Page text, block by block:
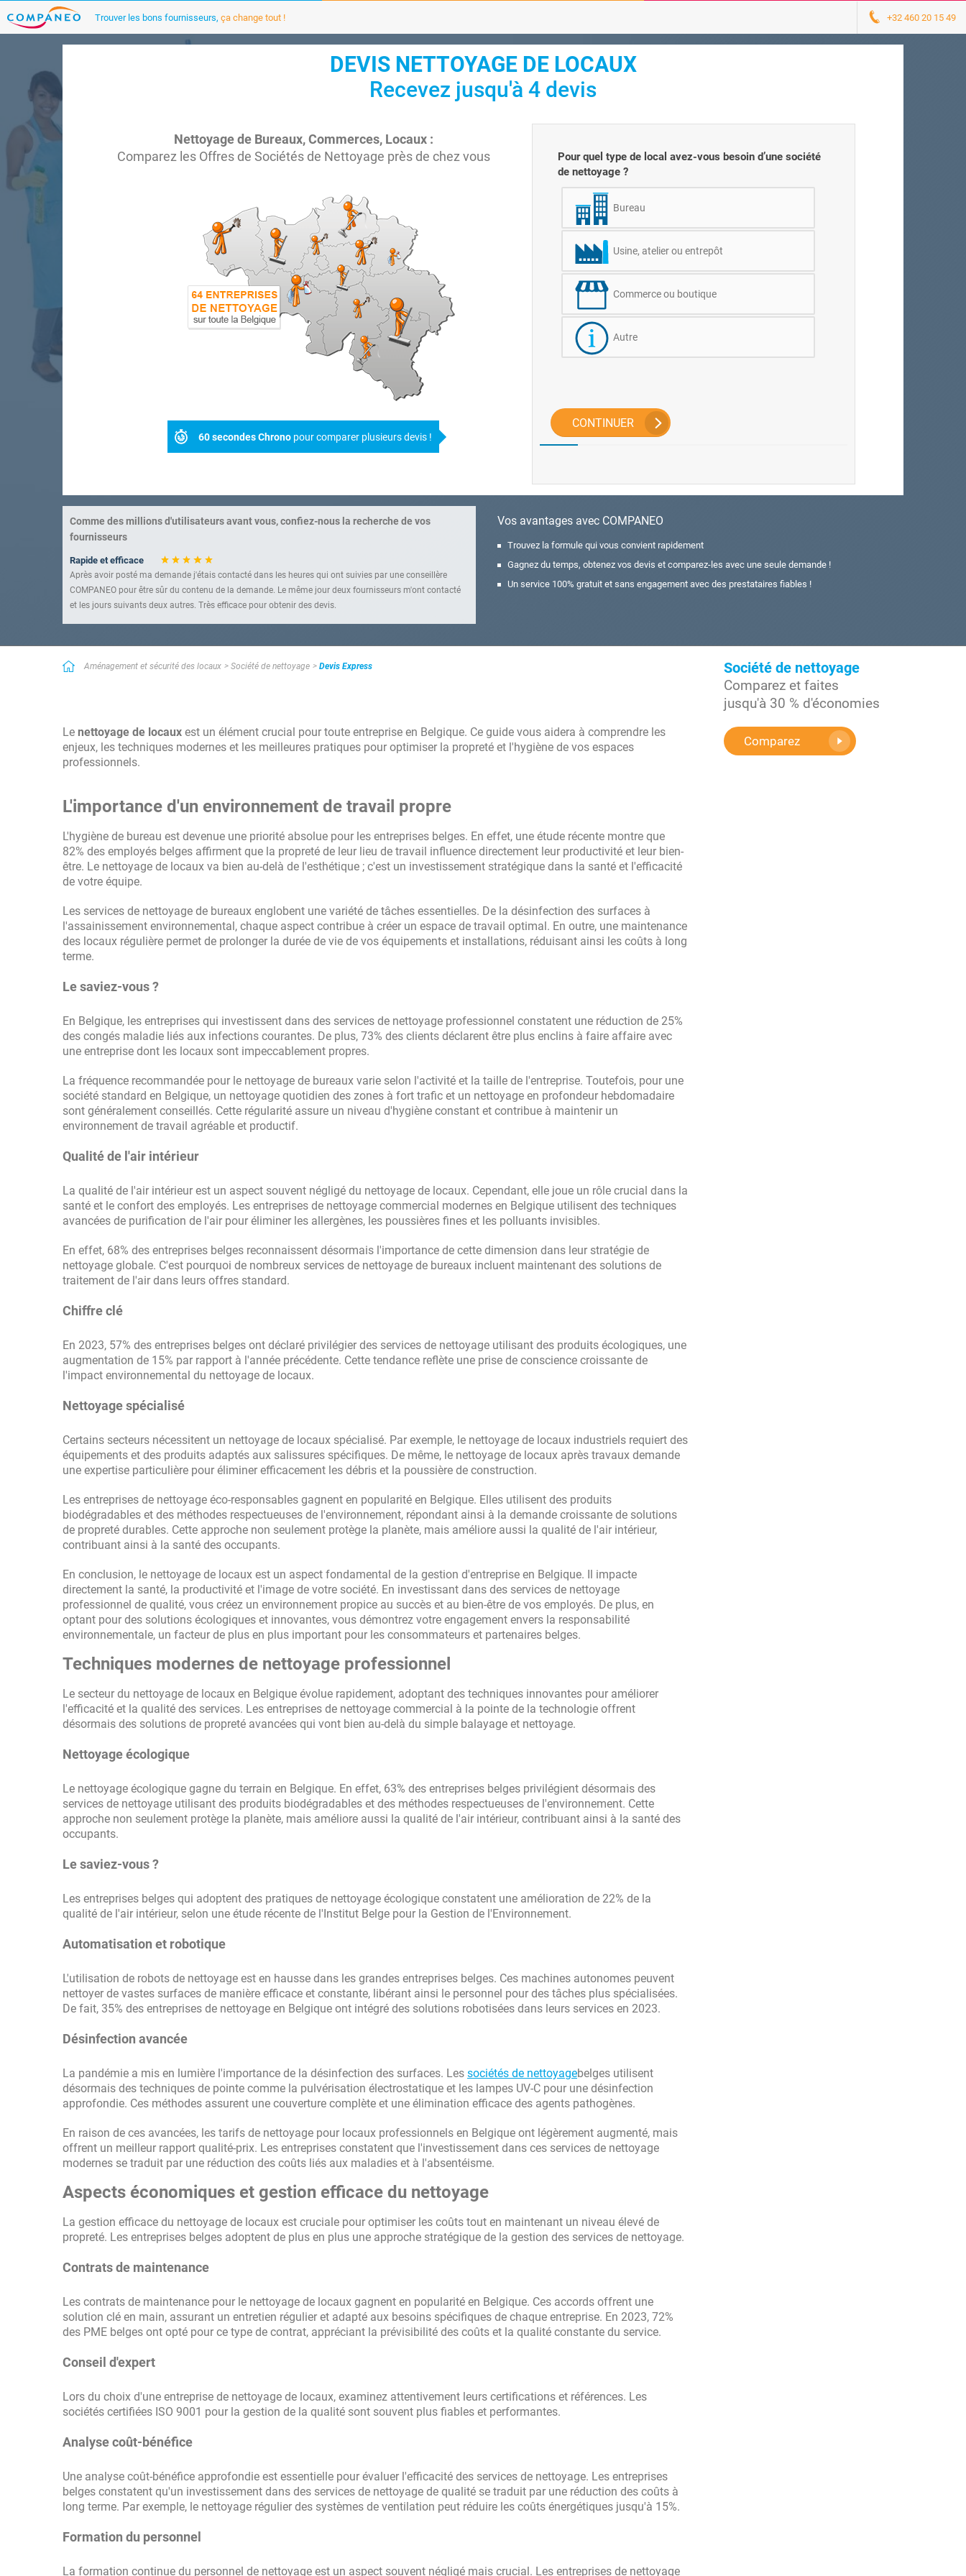
Trouver les bons fournisseurs, ça change tout ! +32 460 20 15 49
DEVIS NETTOYAGE DE LOCAUX
Recevez jusqu'à 4 devis
Nettoyage de Bureaux, Commerces, Locaux :
Comparez les Offres de Sociétés de Nettoyage près de chez vous
60 secondes Chrono pour comparer plusieurs devis !
Pour quel type de local avez-vous besoin d’une société
de nettoyage ?
Bureau
Usine, atelier ou entrepôt
Commerce ou boutique
Autre
CONTINUER
Comme des millions d'utilisateurs avant vous, confiez-nous la recherche de vos
fournisseurs
Rapide et efficace
Après avoir posté ma demande j'étais contacté dans les heures qui ont suivies par une conseillère
COMPANEO pour être sûr du contenu de la demande. Le même jour deux fournisseurs m'ont contacté
et les jours suivants deux autres. Très efficace pour obtenir des devis.
Très bonne sélection d'entreprises. Rapidité et efficacité sont au rendez-vous.
Simple et efficace
Vos avantages avec COMPANEO
Trouvez la formule qui vous convient rapidement
Gagnez du temps, obtenez vos devis et comparez-les avec une seule demande !
Un service 100% gratuit et sans engagement avec des prestataires fiables !
Aménagement et sécurité des locaux Société de nettoyage Devis Express
Le nettoyage de locaux est un élément crucial pour toute entreprise en Belgique. Ce guide vous aidera à comprendre les
enjeux, les techniques modernes et les meilleures pratiques pour optimiser la propreté et l'hygiène de vos espaces
professionnels.
L'importance d'un environnement de travail propre
L'hygiène de bureau est devenue une priorité absolue pour les entreprises belges. En effet, une étude récente montre que
82% des employés belges affirment que la propreté de leur lieu de travail influence directement leur productivité et leur bien-
être. Le nettoyage de locaux va bien au-delà de l'esthétique ; c'est un investissement stratégique dans la santé et l'efficacité
de votre équipe.
Les services de nettoyage de bureaux englobent une variété de tâches essentielles. De la désinfection des surfaces à
l'assainissement environnemental, chaque aspect contribue à créer un espace de travail optimal. En outre, une maintenance
des locaux régulière permet de prolonger la durée de vie de vos équipements et installations, réduisant ainsi les coûts à long
terme.
Le saviez-vous ?
En Belgique, les entreprises qui investissent dans des services de nettoyage professionnel constatent une réduction de 25%
des congés maladie liés aux infections courantes. De plus, 73% des clients déclarent être plus enclins à faire affaire avec
une entreprise dont les locaux sont impeccablement propres.
La fréquence recommandée pour le nettoyage de bureaux varie selon l'activité et la taille de l'entreprise. Toutefois, pour une
société standard en Belgique, un nettoyage quotidien des zones à fort trafic et un nettoyage en profondeur hebdomadaire
sont généralement conseillés. Cette régularité assure un niveau d'hygiène constant et contribue à maintenir un
environnement de travail agréable et productif.
Qualité de l'air intérieur
La qualité de l'air intérieur est un aspect souvent négligé du nettoyage de locaux. Cependant, elle joue un rôle crucial dans la
santé et le confort des employés. Les entreprises de nettoyage commercial modernes en Belgique utilisent des techniques
avancées de purification de l'air pour éliminer les allergènes, les poussières fines et les polluants invisibles.
En effet, 68% des entreprises belges reconnaissent désormais l'importance de cette dimension dans leur stratégie de
nettoyage globale. C'est pourquoi de nombreux services de nettoyage de bureaux incluent maintenant des solutions de
traitement de l'air dans leurs offres standard.
Chiffre clé
En 2023, 57% des entreprises belges ont déclaré privilégier des services de nettoyage utilisant des produits écologiques, une
augmentation de 15% par rapport à l'année précédente. Cette tendance reflète une prise de conscience croissante de
l'impact environnemental du nettoyage de locaux.
Nettoyage spécialisé
Certains secteurs nécessitent un nettoyage de locaux spécialisé. Par exemple, le nettoyage de locaux industriels requiert des
équipements et des produits adaptés aux salissures spécifiques. De même, le nettoyage de locaux après travaux demande
une expertise particulière pour éliminer efficacement les débris et la poussière de construction.
Les entreprises de nettoyage éco-responsables gagnent en popularité en Belgique. Elles utilisent des produits
biodégradables et des méthodes respectueuses de l'environnement, répondant ainsi à la demande croissante de solutions
de propreté durables. Cette approche non seulement protège la planète, mais améliore aussi la qualité de l'air intérieur,
contribuant ainsi à la santé des occupants.
En conclusion, le nettoyage de locaux est un aspect fondamental de la gestion d'entreprise en Belgique. Il impacte
directement la santé, la productivité et l'image de votre société. En investissant dans des services de nettoyage
professionnel de qualité, vous créez un environnement propice au succès et au bien-être de vos employés. De plus, en
optant pour des solutions écologiques et innovantes, vous démontrez votre engagement envers la responsabilité
environnementale, un facteur de plus en plus important pour les consommateurs et partenaires belges.
Techniques modernes de nettoyage professionnel
Le secteur du nettoyage de locaux en Belgique évolue rapidement, adoptant des techniques innovantes pour améliorer
l'efficacité et la qualité des services. Les entreprises de nettoyage commercial à la pointe de la technologie offrent
désormais des solutions de propreté avancées qui vont bien au-delà du simple balayage et nettoyage.
Nettoyage écologique
Le nettoyage écologique gagne du terrain en Belgique. En effet, 63% des entreprises belges privilégient désormais des
services de nettoyage utilisant des produits biodégradables et des méthodes respectueuses de l'environnement. Cette
approche non seulement protège la planète, mais améliore aussi la qualité de l'air intérieur, contribuant ainsi à la santé des
occupants.
Le saviez-vous ?
Les entreprises belges qui adoptent des pratiques de nettoyage écologique constatent une amélioration de 22% de la
qualité de l'air intérieur, selon une étude récente de l'Institut Belge pour la Gestion de l'Environnement.
Automatisation et robotique
L'utilisation de robots de nettoyage est en hausse dans les grandes entreprises belges. Ces machines autonomes peuvent
nettoyer de vastes surfaces de manière efficace et constante, libérant ainsi le personnel pour des tâches plus spécialisées.
De fait, 35% des entreprises de nettoyage en Belgique ont intégré des solutions robotisées dans leurs services en 2023.
Désinfection avancée
La pandémie a mis en lumière l'importance de la désinfection des surfaces. Les sociétés de nettoyagebelges utilisent
désormais des techniques de pointe comme la pulvérisation électrostatique et les lampes UV-C pour une désinfection
approfondie. Ces méthodes assurent une couverture complète et une élimination efficace des agents pathogènes.
En raison de ces avancées, les tarifs de nettoyage pour locaux professionnels en Belgique ont légèrement augmenté, mais
offrent un meilleur rapport qualité-prix. Les entreprises constatent que l'investissement dans ces services de nettoyage
modernes se traduit par une réduction des coûts liés aux maladies et à l'absentéisme.
Aspects économiques et gestion efficace du nettoyage
La gestion efficace du nettoyage de locaux est cruciale pour optimiser les coûts tout en maintenant un niveau élevé de
propreté. Les entreprises belges adoptent de plus en plus une approche stratégique de la gestion des services de nettoyage.
Contrats de maintenance
Les contrats de maintenance pour le nettoyage de locaux gagnent en popularité en Belgique. Ces accords offrent une
solution clé en main, assurant un entretien régulier et adapté aux besoins spécifiques de chaque entreprise. En 2023, 72%
des PME belges ont opté pour ce type de contrat, appréciant la prévisibilité des coûts et la qualité constante du service.
Conseil d'expert
Lors du choix d'une entreprise de nettoyage de locaux, examinez attentivement leurs certifications et références. Les
sociétés certifiées ISO 9001 pour la gestion de la qualité sont souvent plus fiables et performantes.
Analyse coût-bénéfice
Une analyse coût-bénéfice approfondie est essentielle pour évaluer l'efficacité des services de nettoyage. Les entreprises
belges constatent qu'un investissement dans des services de nettoyage de qualité se traduit par une réduction des coûts à
long terme. Par exemple, le nettoyage régulier des systèmes de ventilation peut réduire les coûts énergétiques jusqu'à 15%.
Formation du personnel
La formation continue du personnel de nettoyage est un aspect souvent négligé mais crucial. Les entreprises de nettoyage
Société de nettoyage
Comparez et faites
jusqu'à 30 % d'économies
Comparez